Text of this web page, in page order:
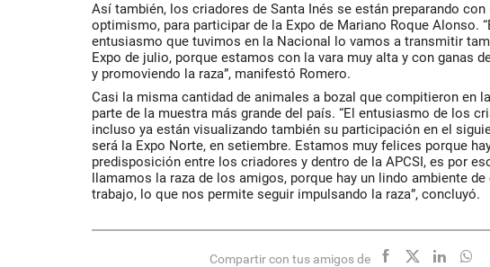
Así también, los criadores de Santa Inés se están preparando con
optimismo, para participar de la Expo de Mariano Roque Alonso.
entusiasmo que tuvimos en la Nacional lo vamos a transmitir
Expo de julio, porque estamos con la vara muy alta y con ganas
y promoviendo la raza”, manifestó Romero.
Casi la misma cantidad de animales a bozal que compitieron en
parte de la muestra más grande del país. “El entusiasmo de los
incluso ya están visualizando también su participación en el
será la Expo Norte, en setiembre. Estamos muy felices porque
predisposición entre los criadores y dentro de la APCSI, es por
llamamos la raza de los amigos, porque hay un lindo ambiente de
trabajo, lo que nos permite seguir impulsando la raza”, concluyó.
Compartir con tus amigos de